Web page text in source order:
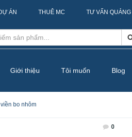
ÁN THUÊ MC TƯ VẤN
Giới thiệu Tôi muốn Blog
bo nhôm
0